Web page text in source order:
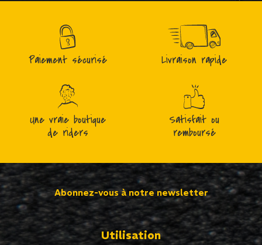
Paiement sécurisé Livraison rapide
Une vraie boutique
de riders
Satisfait ou
remboursé
Abonnez-vous à notre newsletter
Utilisation